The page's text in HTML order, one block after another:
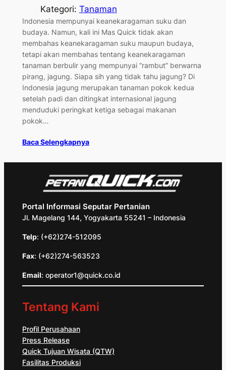
Kategori: Tanaman
Indonesia mempunyai keanekaragaman suku dan
budaya. Namun, kali ini Mas Quick tidak akan
membahas keanekaragaman suku maupun budaya,
tetapi akan membahas tentang keanekaragaman
tanaman berbulir yang mempunyai “rambut” berwarna
pirang, jagung. Siapa sih yang tidak tahu jagung? Di
Indonesia jagung merupakan tanaman pokok kedua
setelah padi dan ditingkat internasional jagung
menduduki peringkat ketiga sebagai makanan
pokok…
Baca Selengkapnya
Portal Informasi Seputar Pertanian
Jl. Magelang 144, Yogyakarta 55241 – Indonesia
Telp: (+62)274-512095
Fax: (+62)274-563523
Email: operator1@quick.co.id
Tentang Kami
Profil Perusahaan
Press Release
Quick Tujuan Wisata (QTW)
Fasilitas Produksi